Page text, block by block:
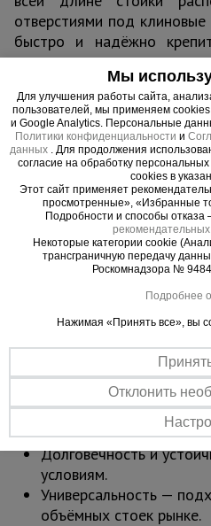
отверстиями под
быстро и надёжно
уровне.
Стойка изготовлена из
покрыта порошковой
коррозии и механических
м — удобна для набора
использовании доборных
Область применения
Монолитные
жилом, коммерческом
строительстве.
Устройство плит
Работа на высоте до
Мгновенная фиксация
инструмента.
Высокая жёсткость
Долговечность и
условиям.
Универсальность —
объёмных стоек рынке.
Мы
Для улучшения работы сайта,
пользователей, мы применяем
и Google Analytics. Персональные
Политики конфиденциальности и
данных . Для продолжения
согласие на обработку
cookies в
Этот сайт применяет
просмотренные», «Избранные
Подробности и способы отказа
рекомендательных
Некоторые категории cookie
трансграничную передачу
Роскомнадзора №
Подробнее
Нажимая «Принять все», вы
Отклонить